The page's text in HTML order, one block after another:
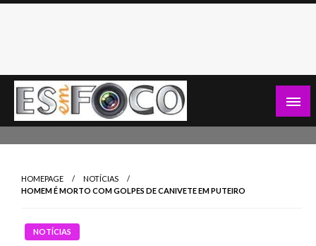
Skip
HOMEPAGE
NOTÍCIAS
HOMEM É MORTO COM GOLPES DE CANIVETE EM PUTEIRO
NOTÍCIAS